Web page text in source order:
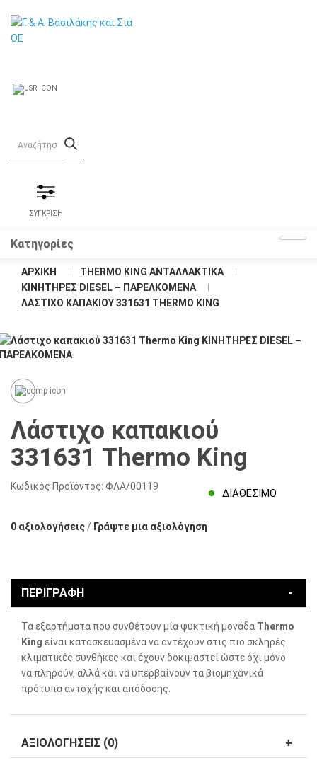
ΣΥΓΚΡΙΣΗ
Κατηγορίες
ΑΡΧΙΚΉ
THERMO KING ΑΝΤΑΛΛΑΚΤΙΚΑ
KΙΝΗΤΗΡΕΣ DIESEL – ΠΑΡΕΛΚΟΜΕΝΑ
ΛΆΣΤΙΧΟ ΚΑΠΑΚΙΟΎ 331631 THERMO KING
Λάστιχο καπακιού
331631 Thermo King
Κωδικός Προϊόντος: ΦΛΑ/00119
ΔΙΑΘΈΣΙΜΟ
0 αξιολογήσεις/ Γράψτε μια αξιολόγηση
ΠΕΡΙΓΡΑΦΉ
Τα εξαρτήματα που συνθέτουν μία ψυκτική μονάδα Thermo
King είναι κατασκευασμένα να αντέχουν στις πιο σκληρές
κλιματικές συνθήκες και έχουν δοκιμαστεί ώστε όχι μόνο
να πληρούν, αλλά και να υπερβαίνουν τα βιομηχανικά
πρότυπα αντοχής και απόδοσης.
ΑΞΙΟΛΟΓΉΣΕΙΣ (0)